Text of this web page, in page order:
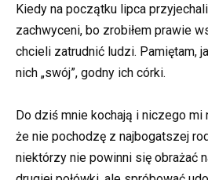
Kiedy na początku lipca
zachwyceni, bo zrobiłem prawie
chcieli zatrudnić ludzi. Pamiętam,
nich „swój”, godny ich córki.
Do dziś mnie kochają i niczego mi
że nie pochodzę z najbogatszej
niektórzy nie powinni się obrażać